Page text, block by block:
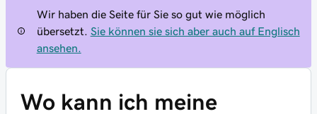
Wir haben die Seite für Sie so gut wie möglich
übersetzt.
Sie können sie sich aber auch auf Englisch
ansehen.
Wo kann ich meine